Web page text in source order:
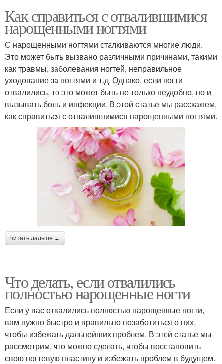
Как справиться с отвалившимися
нарощенными ногтями
С нарощенными ногтями сталкиваются многие люди.
Это может быть вызвано различными причинами, такими
как травмы, заболевания ногтей, неправильное
уходование за ногтями и т.д. Однако, если ногти
отвалились, то это может быть не только неудобно, но и
вызывать боль и инфекции. В этой статье мы расскажем,
как справиться с отвалившимися нарощенными ногтями.
читать дальше →
Что делать, если отвалились
полностью нарощенные ногти
Если у вас отвалились полностью нарощенные ногти,
вам нужно быстро и правильно позаботиться о них,
чтобы избежать дальнейших проблем. В этой статье мы
рассмотрим, что можно сделать, чтобы восстановить
свою ногтевую пластину и избежать проблем в будущем.